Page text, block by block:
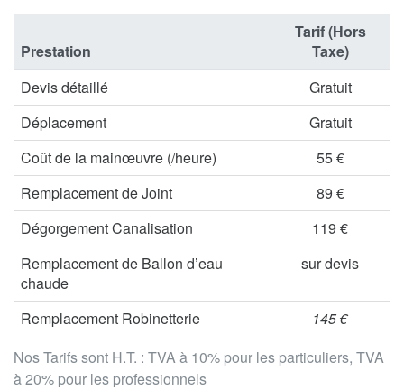
Nos Tarifs sont H.T. : TVA à 10% pour les particuliers, TVA
à 20% pour les professionnels
Prestation
Tarif (Hors
Taxe)
Devis détaillé
Gratuit
Déplacement
Gratuit
Coût de la mainœuvre (/heure)
55 €
Remplacement de Joint
89 €
Dégorgement Canalisation
119 €
Remplacement de Ballon d’eau
chaude
sur devis
Remplacement Robinetterie 145 €